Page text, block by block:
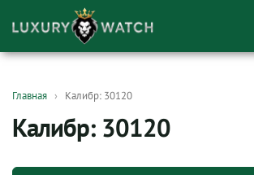
товаров
Главная Калибр: 30120
Калибр: 30120